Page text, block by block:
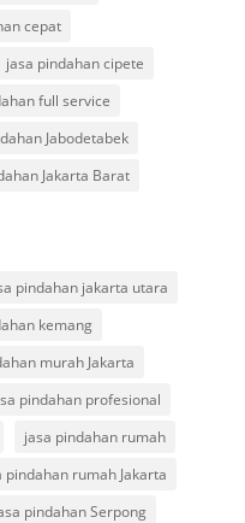
cepat
jasa pindahan cipete
full service
Jabodetabek
Jakarta Barat
pindahan jakarta utara
kemang
murah Jakarta
pindahan profesional
jasa pindahan rumah
pindahan rumah Jakarta
pindahan Serpong